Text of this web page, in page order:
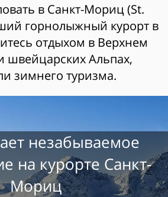
в Санкт-Мориц (St.
горнолыжный курорт в
отдыхом в Верхнем
швейцарских Альпах,
зимнего туризма.
незабываемое
на курорте Санкт-
Мориц